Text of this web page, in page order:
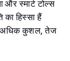
स्मार्ट टोल्स
का हिस्सा हैं
अधिक कुशल, तेज